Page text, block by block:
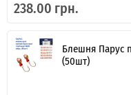
238.00 грн.
Блешня Парус
(50шт)